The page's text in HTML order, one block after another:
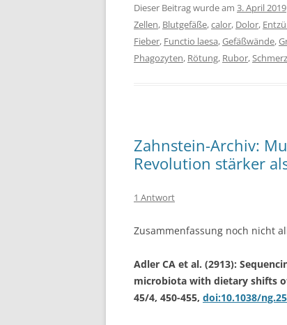
Dieser Beitrag wurde am 3. April 2019
Zellen, Blutgefäße,calor, Dolor,
Fieber, Functio laesa,Gefäßwände,
Phagozyten, Rötung, Rubor,Schmerz
Zahnstein-Archiv:
Revolution stärker
1 Antwort
Zusammenfassung noch nicht
Adler CA et al. (2913):
microbiota with dietary shifts
45/4, 450-455, doi:10.1038/